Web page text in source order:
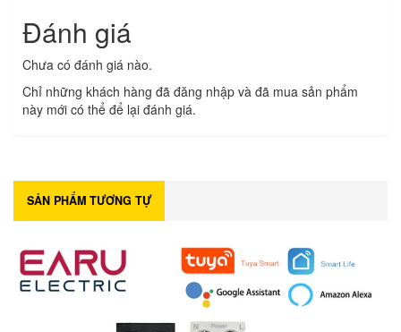
Đánh giá
Chưa có đánh giá nào.
Chỉ những khách hàng đã đăng nhập và đã mua sản phẩm
này mới có thể để lại đánh giá.
SẢN PHẨM TƯƠNG TỰ